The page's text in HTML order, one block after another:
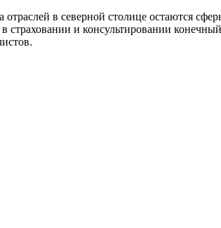
в северной столице остаются
и консультировании